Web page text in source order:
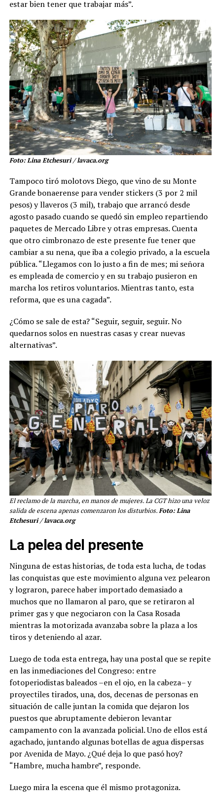
estar bien tener que trabajar más”.
Foto: Lina Etchesuri / lavaca.org
Tampoco tiró molotovs Diego, que vino de su Monte
Grande bonaerense para vender stickers (3 por 2 mil
pesos) y llaveros (3 mil), trabajo que arrancó desde
agosto pasado cuando se quedó sin empleo repartiendo
paquetes de Mercado Libre y otras empresas. Cuenta
que otro cimbronazo de este presente fue tener que
cambiar a su nena, que iba a colegio privado, a la escuela
pública. “Llegamos con lo justo a fin de mes; mi señora
es empleada de comercio y en su trabajo pusieron en
marcha los retiros voluntarios. Mientras tanto, esta
reforma, que es una cagada”.
¿Cómo se sale de esta? “Seguir, seguir, seguir. No
quedarnos solos en nuestras casas y crear nuevas
alternativas”.
El reclamo de la marcha, en manos de mujeres. La CGT hizo una veloz
salida de escena apenas comenzaron los disturbios.Foto: Lina
Etchesuri / lavaca.org
La pelea del presente
Ninguna de estas historias, de toda esta lucha, de todas
las conquistas que este movimiento alguna vez pelearon
y lograron, parece haber importado demasiado a
muchos que no llamaron al paro, que se retiraron al
primer gas y que negociaron con la Casa Rosada
mientras la motorizada avanzaba sobre la plaza a los
tiros y deteniendo al azar.
Luego de toda esta entrega, hay una postal que se repite
en las inmediaciones del Congreso: entre
fotoperiodistas baleados –en el ojo, en la cabeza– y
proyectiles tirados, una, dos, decenas de personas en
situación de calle juntan la comida que dejaron los
puestos que abruptamente debieron levantar
campamento con la avanzada policial. Uno de ellos está
agachado, juntando algunas botellas de agua dispersas
por Avenida de Mayo. ¿Qué deja lo que pasó hoy?
“Hambre, mucha hambre”, responde.
Luego mira la escena que él mismo protagoniza.